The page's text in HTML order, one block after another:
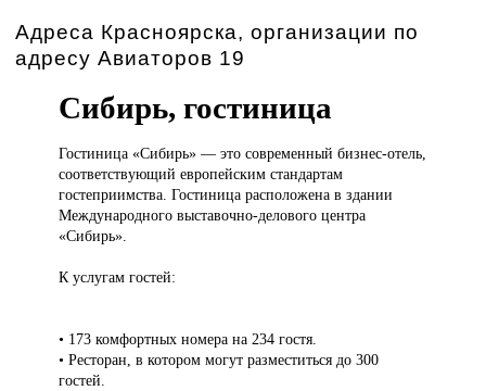
Адреса Красноярска, организации по
адресу Авиаторов 19
Сибирь, гостиница
Гостиница «Сибирь»— это современный бизнес-отель,
соответствующий европейским стандартам
гостеприимства. Гостиница расположена в здании
Международного выставочно-делового центра
«Сибирь».
К услугам гостей:
• 173 комфортных номера на 234 гостя.
• Ресторан, в котором могут разместиться до 300
гостей.